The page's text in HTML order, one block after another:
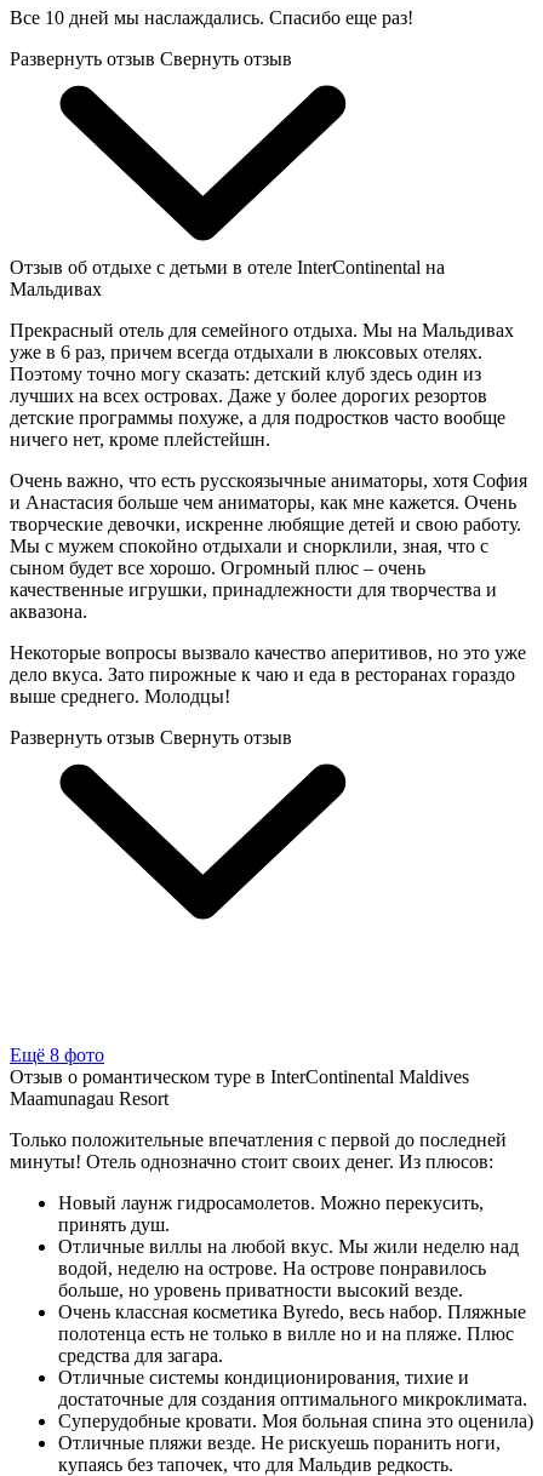
Все 10 дней мы наслаждались. Спасибо еще раз!
Развернуть отзыв Свернуть отзыв
Отзыв об отдыхе с детьми в отеле InterContinental на
Мальдивах
Прекрасный отель для семейного отдыха. Мы на Мальдивах
уже в 6 раз, причем всегда отдыхали в люксовых отелях.
Поэтому точно могу сказать: детский клуб здесь один из
лучших на всех островах. Даже у более дорогих резортов
детские программы похуже, а для подростков часто вообще
ничего нет, кроме плейстейшн.
Очень важно, что есть русскоязычные аниматоры, хотя София
и Анастасия больше чем аниматоры, как мне кажется. Очень
творческие девочки, искренне любящие детей и свою работу.
Мы с мужем спокойно отдыхали и снорклили, зная, что с
сыном будет все хорошо. Огромный плюс – очень
качественные игрушки, принадлежности для творчества и
аквазона.
Некоторые вопросы вызвало качество аперитивов, но это уже
дело вкуса. Зато пирожные к чаю и еда в ресторанах гораздо
выше среднего. Молодцы!
Развернуть отзыв Свернуть отзыв
Ещё 8 фото
Отзыв о романтическом туре в InterContinental Maldives
Maamunagau Resort
Только положительные впечатления с первой до последней
минуты! Отель однозначно стоит своих денег. Из плюсов:
Новый лаунж гидросамолетов. Можно перекусить,
принять душ.
Отличные виллы на любой вкус. Мы жили неделю над
водой, неделю на острове. На острове понравилось
больше, но уровень приватности высокий везде.
Очень классная косметика Byredo, весь набор. Пляжные
полотенца есть не только в вилле но и на пляже. Плюс
средства для загара.
Отличные системы кондиционирования, тихие и
достаточные для создания оптимального микроклимата.
Суперудобные кровати. Моя больная спина это оценила)
Отличные пляжи везде. Не рискуешь поранить ноги,
купаясь без тапочек, что для Мальдив редкость.